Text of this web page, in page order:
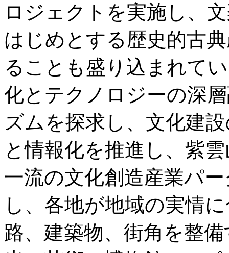
ロジェクトを実施し、
はじめとする歴史的古
ることも盛り込まれて
化とテクノロジーの深
ズムを探求し、文化建
と情報化を推進し、紫
一流の文化創造産業パ
し、各地が地域の実情
路、建築物、街角を整